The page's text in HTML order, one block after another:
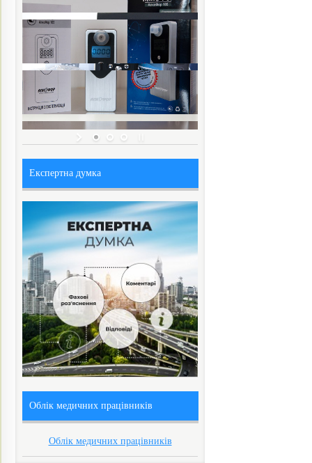
Експертна думка
Облік медичних працівників
Облік медичних працівників